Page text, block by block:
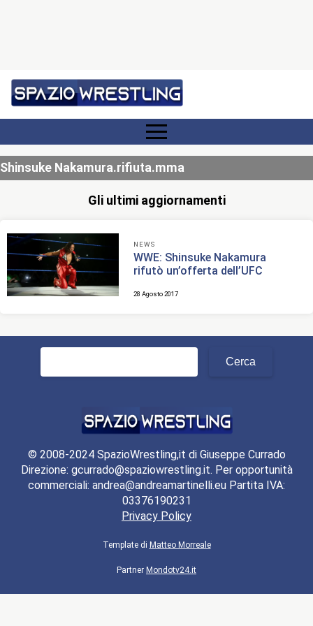
Shinsuke Nakamura.rifiuta.mma
Gli ultimi aggiornamenti
NEWS
WWE: Shinsuke Nakamura
rifutò un’offerta dell’UFC
28 Agosto 2017
Ricerca
© 2008-2024 SpazioWrestling,it di Giuseppe Currado
Direzione: gcurrado@spaziowrestling.it. Per opportunità
commerciali: andrea@andreamartinelli.eu Partita IVA:
03376190231
Privacy Policy
Template di Matteo Morreale
Partner Mondotv24.it